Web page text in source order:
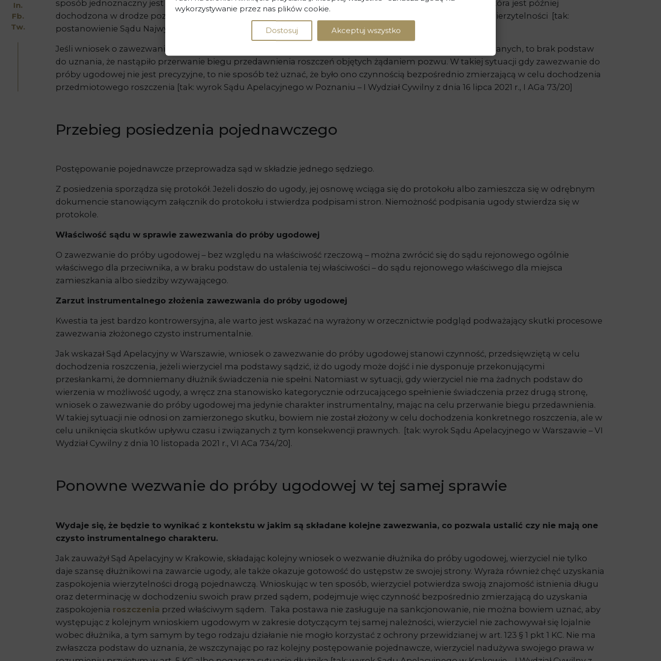
In.
Fb.
Tw.
sposób jednoznaczny jest kluczowe, aby móc ustalić, czy mamy do czynienia z tą samą wierzytelnością, która jest później
dochodzona w drodze pozwu. Aby zawiesić bieg przedawnienia, konieczne jest zachowanie tożsamości wierzytelności [tak:
postanowienie Sądu Najwyższego – Izba Cywilna z dnia 20 lutego 2021 r., I CSK 566/20]
Jeśli wniosek o zawezwanie do próby ugody nie określał dokładnie objętej nim wierzytelności wobec pozwanych, to brak podstaw
do uznania, że nastąpiło przerwanie biegu przedawnienia roszczeń objętych żądaniem pozwu. W takiej sytuacji gdy zawezwanie do
próby ugodowej nie jest precyzyjne, to nie sposób też uznać, że było ono czynnością bezpośrednio zmierzającą w celu dochodzenia
przedmiotowego roszczenia [tak: wyrok Sądu Apelacyjnego w Poznaniu – I Wydział Cywilny z dnia 16 lipca 2021 r., I AGa 73/20]
Przebieg posiedzenia pojednawczego
Postępowanie pojednawcze przeprowadza sąd w składzie jednego sędziego.
Z posiedzenia sporządza się protokół. Jeżeli doszło do ugody, jej osnowę wciąga się do protokołu albo zamieszcza się w odrębnym
dokumencie stanowiącym załącznik do protokołu i stwierdza podpisami stron. Niemożność podpisania ugody stwierdza się w
protokole.
Właściwość sądu w sprawie zawezwania do próby ugodowej
O zawezwanie do próby ugodowej – bez względu na właściwość rzeczową – można zwrócić się do sądu rejonowego ogólnie
właściwego dla przeciwnika, a w braku podstaw do ustalenia tej właściwości – do sądu rejonowego właściwego dla miejsca
zamieszkania albo siedziby wzywającego.
Zarzut instrumentalnego złożenia zawezwania do próby ugodowej
Kwestia ta jest bardzo kontrowersyjna, ale warto jest wskazać na wyrażony w orzecznictwie podgląd podważający skutki procesowe
zawezwania złożonego czysto instrumentalnie.
Jak wskazał Sąd Apelacyjny w Warszawie, wniosek o zawezwanie do próby ugodowej stanowi czynność, przedsięwziętą w celu
dochodzenia roszczenia, jeżeli wierzyciel ma podstawy sądzić, iż do ugody może dojść i nie dysponuje przekonującymi
przesłankami, że domniemany dłużnik świadczenia nie spełni. Natomiast w sytuacji, gdy wierzyciel nie ma żadnych podstaw do
wierzenia w możliwość ugody, a wręcz zna stanowisko kategorycznie odrzucającego spełnienie świadczenia przez drugą stronę,
wniosek o zawezwanie do próby ugodowej ma jedynie charakter instrumentalny, mając na celu przerwanie biegu przedawnienia.
W takiej sytuacji nie odnosi on zamierzonego skutku, bowiem nie został złożony w celu dochodzenia konkretnego roszczenia, ale w
celu uniknięcia skutków upływu czasu i związanych z tym konsekwencji prawnych. [tak: wyrok Sądu Apelacyjnego w Warszawie – VI
Wydział Cywilny z dnia 10 listopada 2021 r., VI ACa 734/20].
Ponowne wezwanie do próby ugodowej w tej samej sprawie
Wydaje się, że będzie to wynikać z kontekstu w jakim są składane kolejne zawezwania, co pozwala ustalić czy nie mają one
czysto instrumentalnego charakteru.
Jak zauważył Sąd Apelacyjny w Krakowie, składając kolejny wniosek o wezwanie dłużnika do próby ugodowej, wierzyciel nie tylko
daje szansę dłużnikowi na zawarcie ugody, ale także okazuje gotowość do ustępstw ze swojej strony. Wyraża również chęć uzyskania
zaspokojenia wierzytelności drogą pojednawczą. Wnioskując w ten sposób, wierzyciel potwierdza swoją znajomość istnienia długu
oraz determinację w dochodzeniu swoich praw przed sądem, podejmuje więc czynność bezpośrednio zmierzającą do uzyskania
zaspokojenia roszczenia przed właściwym sądem. Taka postawa nie zasługuje na sankcjonowanie, nie można bowiem uznać, aby
występując z kolejnym wnioskiem ugodowym w zakresie dotyczącym tej samej należności, wierzyciel nie zachowywał się lojalnie
wobec dłużnika, a tym samym by tego rodzaju działanie nie mogło korzystać z ochrony przewidzianej w art. 123 § 1 pkt 1 KC. Nie ma
zwłaszcza podstaw do uznania, że wszczynając po raz kolejny postępowanie pojednawcze, wierzyciel nadużywa swojego prawa w
wykorzystywanie przez nas plików cookie.
Dostosuj Akceptuj wszystko